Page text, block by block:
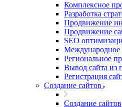
Комплексное
Разработка
Продвижение
Продвижение
SEO
Международное
Региональное
Вывод сайта из
Регистрация
Создание сайтов
Создание сайтов